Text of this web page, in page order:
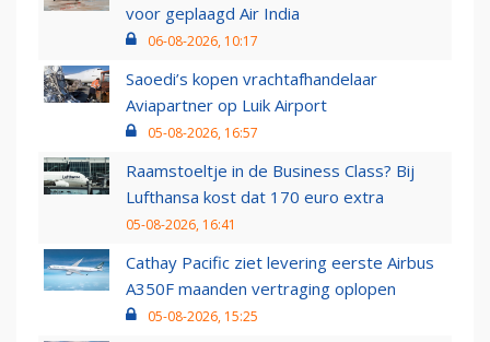
voor geplaagd Air India
06-08-2026, 10:17
Saoedi’s kopen vrachtafhandelaar
Aviapartner op Luik Airport
05-08-2026, 16:57
Raamstoeltje in de Business Class? Bij
Lufthansa kost dat 170 euro extra
05-08-2026, 16:41
Cathay Pacific ziet levering eerste Airbus
A350F maanden vertraging oplopen
05-08-2026, 15:25